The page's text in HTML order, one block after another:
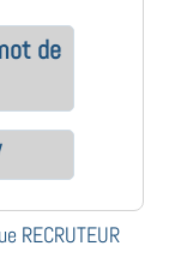
de
RECRUTEUR